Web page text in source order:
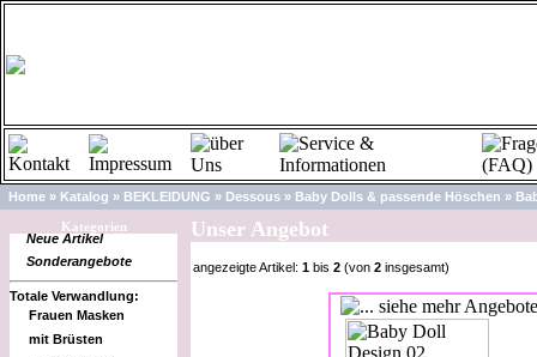
Home » Katalog » BEKLEIDUNG » Dessous » Baby Dolls & passende Höschen »
Kategorien
Neue Artikel
Sonderangebote
Totale Verwandlung:
Frauen Masken
mit Brüsten
Unser Angebot
angezeigte Artikel: 1 bis 2 (von 2 insgesamt)